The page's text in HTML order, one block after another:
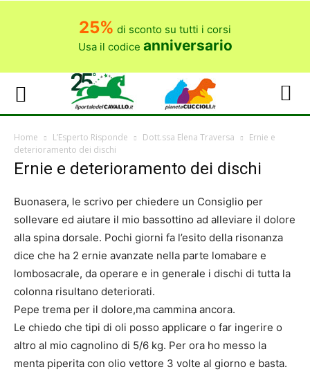
25% di sconto su tutti i corsi
Usa il codice anniversario
Home L’Esperto Risponde Dott.ssa Elena Traversa
Ernie e
deterioramento dei dischi
Ernie e deterioramento dei dischi
Buonasera, le scrivo per chiedere un Consiglio per
sollevare ed aiutare il mio bassottino ad alleviare il dolore
alla spina dorsale. Pochi giorni fa l’esito della risonanza
dice che ha 2 ernie avanzate nella parte lomabare e
lombosacrale, da operare e in generale i dischi di tutta la
colonna risultano deteriorati.
Pepe trema per il dolore,ma cammina ancora.
Le chiedo che tipi di oli posso applicare o far ingerire o
altro al mio cagnolino di 5/6 kg. Per ora ho messo la
menta piperita con olio vettore 3 volte al giorno e basta.